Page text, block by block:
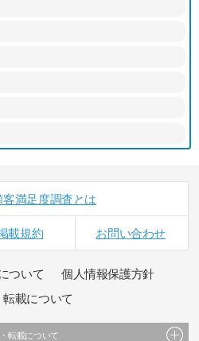
満足度調査とは
載規約 お問い合わせ
ついて
個人情報保護方針
載について
転載について